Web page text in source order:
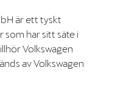
är ett tyskt
som har sitt säte i
Volkswagen
av Volkswagen